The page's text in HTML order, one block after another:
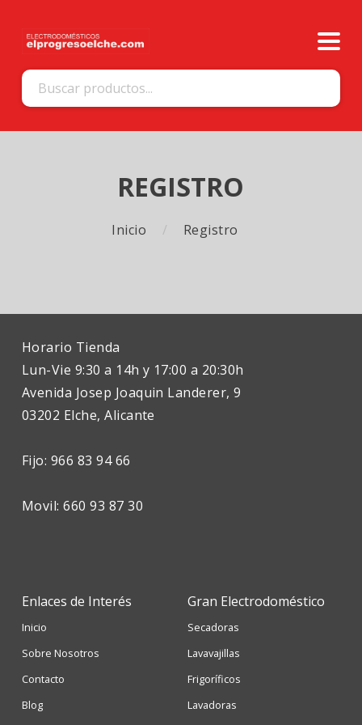
REGISTRO
Inicio Registro
Horario Tienda
Lun-Vie 9:30 a 14h y 17:00 a 20:30h
Avenida Josep Joaquin Landerer, 9
03202 Elche, Alicante
Fijo: 966 83 94 66
Movil: 660 93 87 30
Enlaces de Interés
Inicio
Sobre Nosotros
Contacto
Blog
Gran Electrodoméstico
Secadoras
Lavavajillas
Frigoríficos
Lavadoras